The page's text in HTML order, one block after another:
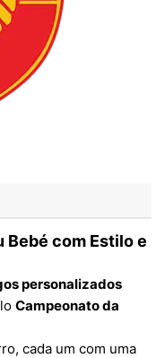
Bebé com Estilo e
personalizados
Campeonato da
cada um com uma